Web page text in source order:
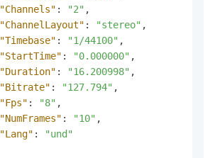
"Channels" : "2" ,
"ChannelLayout" : "stereo" ,
"Timebase" : "1/44100" ,
"StartTime" : "0.000000" ,
"Duration" : "16.200998" ,
"Bitrate" : "127.794" ,
"Fps" : "8" ,
"NumFrames" : "10" ,
"Lang" :
"und"